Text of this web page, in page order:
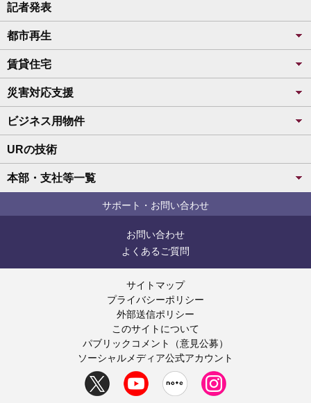
記者発表
都市再生
賃貸住宅
災害対応支援
ビジネス用物件
URの技術
本部・支社等一覧
サポート・お問い合わせ
お問い合わせ
よくあるご質問
サイトマップ
プライバシーポリシー
外部送信ポリシー
このサイトについて
パブリックコメント（意見公募）
ソーシャルメディア公式アカウント